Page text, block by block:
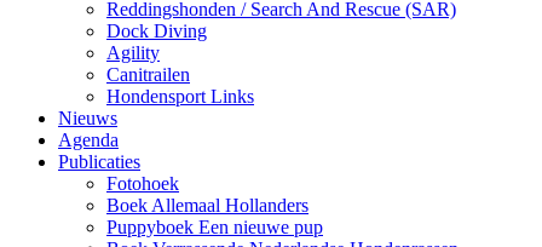
Reddingshonden / Search And Rescue (SAR)
Dock Diving
Agility
Canitrailen
Hondensport Links
Nieuws
Agenda
Publicaties
Fotohoek
Boek Allemaal Hollanders
Puppyboek Een nieuwe pup